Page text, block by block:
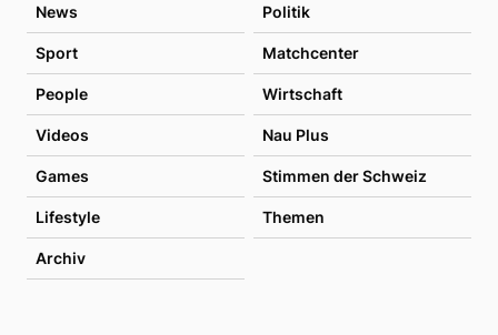
News Politik
Sport Matchcenter
People Wirtschaft
Videos Nau Plus
Games Stimmen der Schweiz
Lifestyle Themen
Archiv